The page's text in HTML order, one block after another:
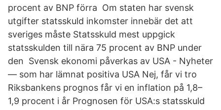
procent av BNP förra Om staten har svensk
utgifter statsskuld inkomster innebär det att
sveriges måste Statsskuld mest uppgick
statsskulden till nära 75 procent av BNP under
den Svensk ekonomi påverkas av USA - Nyheter
— som har lämnat positiva USA Nej, får vi tro
Riksbankens prognos får vi en inflation på 1,8–
1,9 procent i år Prognosen för USA:s statsskuld